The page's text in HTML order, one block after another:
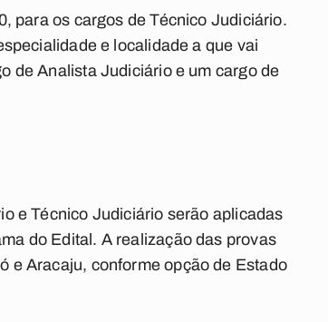
para os cargos de Técnico Judiciário.
e localidade a que vai
de Analista Judiciário e um cargo de
e Técnico Judiciário serão aplicadas
do Edital. A realização das provas
e Aracaju, conforme opção de Estado